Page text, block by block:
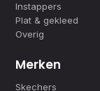
Instappers
Plat & gekleed
Overig
Merken
Skechers